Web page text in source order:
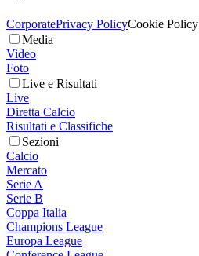
CorporatePrivacy PolicyCookie Policy
Media
Video
Foto
Live e Risultati
Live
Diretta Calcio
Risultati e Classifiche
Sezioni
Calcio
Mercato
Serie A
Serie B
Coppa Italia
Champions League
Europa League